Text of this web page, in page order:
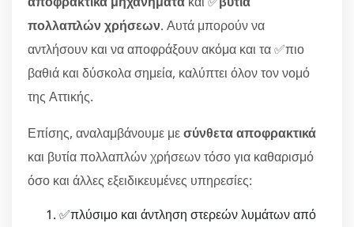
πολλαπλών χρήσεων. Αυτά μπορούν να
αντλήσουν και να αποφράξουν ακόμα και τα ✅πιο
βαθιά και δύσκολα σημεία, καλύπτει όλον τον νομό
της Αττικής.
Επίσης, αναλαμβάνουμε μεσύνθετα αποφρακτικά
και βυτία πολλαπλών χρήσεων τόσο για καθαρισμό
όσο και άλλες εξειδικευμένες υπηρεσίες:
✅πλύσιμο και άντληση στερεών λυμάτων από